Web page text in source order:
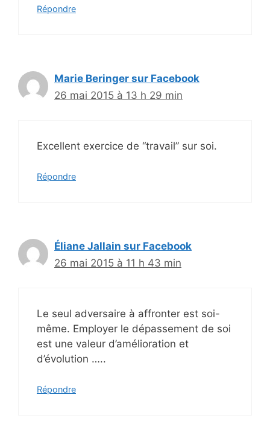
Répondre
Marie Beringer sur Facebook
26 mai 2015 à 13 h 29 min
Excellent exercice de “travail” sur soi.
Répondre
Éliane Jallain sur Facebook
26 mai 2015 à 11 h 43 min
Le seul adversaire à affronter est soi-
même. Employer le dépassement de soi
est une valeur d’amélioration et
d’évolution …..
Répondre